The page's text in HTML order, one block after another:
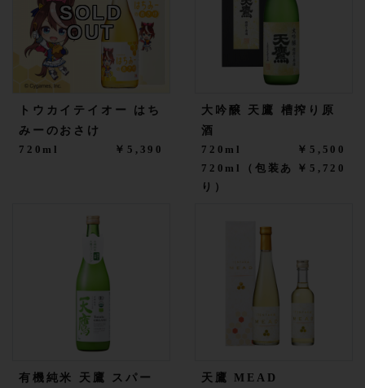
SOLD
OUT
トウカイテイオー はち
みーのおさけ
720ml ￥5,390
大吟醸 天鷹 槽搾り原
酒
720ml
￥5,500
720ml（包装あ
り）
￥5,720
有機純米 天鷹 スパー
天鷹 MEAD